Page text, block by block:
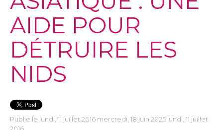
AIDE POUR
DÉTRUIRE LES
NIDS
Publié le lundi, 11 juillet 2016 mercredi, 18 juin 2025 lundi, 11 juillet
2016